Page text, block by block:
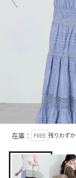
在庫： FREE 残りわずか